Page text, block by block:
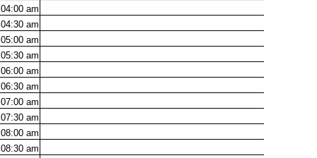
04:00 am
04:30 am
05:00 am
05:30 am
06:00 am
06:30 am
07:00 am
07:30 am
08:00 am
08:30 am